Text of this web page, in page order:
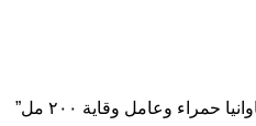
وعامل وقاية ٢٠٠ مل”